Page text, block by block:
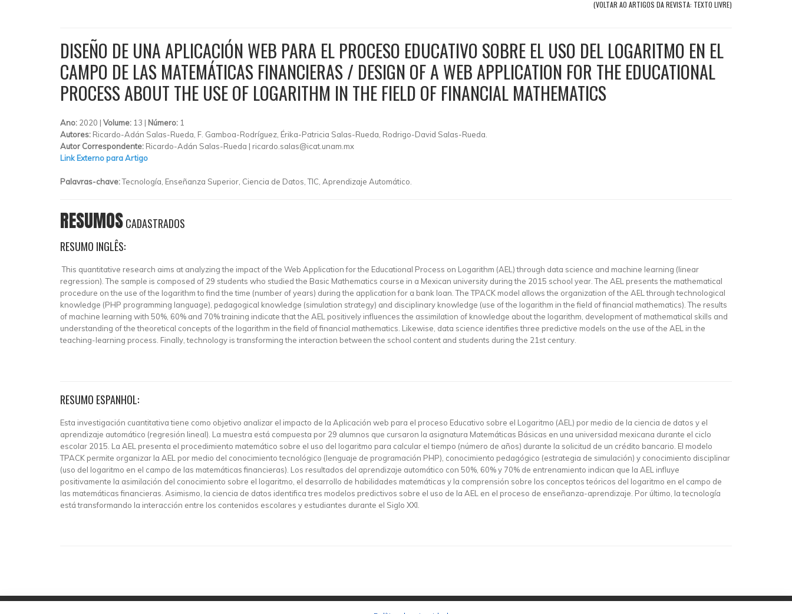
(VOLTAR AO ARTIGOS DA REVISTA: TEXTO LIVRE)
DISEÑO DE UNA APLICACIÓN WEB PARA EL PROCESO EDUCATIVO SOBRE EL USO DEL LOGARITMO EN EL
CAMPO DE LAS MATEMÁTICAS FINANCIERAS / DESIGN OF A WEB APPLICATION FOR THE EDUCATIONAL
PROCESS ABOUT THE USE OF LOGARITHM IN THE FIELD OF FINANCIAL MATHEMATICS
Ano: 2020 | Volume: 13 | Número: 1
Autores: Ricardo-Adán Salas-Rueda, F. Gamboa-Rodríguez, Érika-Patricia Salas-Rueda, Rodrigo-David Salas-Rueda.
Autor Correspondente: Ricardo-Adán Salas-Rueda | ricardo.salas@icat.unam.mx
Link Externo para Artigo
Palavras-chave:Tecnología, Enseñanza Superior, Ciencia de Datos, TIC, Aprendizaje Automático.
RESUMOSCADASTRADOS
RESUMO INGLÊS:
This quantitative research aims at analyzing the impact of the Web Application for the Educational Process on Logarithm (AEL) through data science and machine learning (linear
regression). The sample is composed of 29 students who studied the Basic Mathematics course in a Mexican university during the 2015 school year. The AEL presents the mathematical
procedure on the use of the logarithm to find the time (number of years) during the application for a bank loan. The TPACK model allows the organization of the AEL through technological
knowledge (PHP programming language), pedagogical knowledge (simulation strategy) and disciplinary knowledge (use of the logarithm in the field of financial mathematics). The results
of machine learning with 50%, 60% and 70% training indicate that the AEL positively influences the assimilation of knowledge about the logarithm, development of mathematical skills and
understanding of the theoretical concepts of the logarithm in the field of financial mathematics. Likewise, data science identifies three predictive models on the use of the AEL in the
teaching-learning process. Finally, technology is transforming the interaction between the school content and students during the 21st century.
RESUMO ESPANHOL:
Esta investigación cuantitativa tiene como objetivo analizar el impacto de la Aplicación web para el proceso Educativo sobre el Logaritmo (AEL) por medio de la ciencia de datos y el
aprendizaje automático (regresión lineal). La muestra está compuesta por 29 alumnos que cursaron la asignatura Matemáticas Básicas en una universidad mexicana durante el ciclo
escolar 2015. La AEL presenta el procedimiento matemático sobre el uso del logaritmo para calcular el tiempo (número de años) durante la solicitud de un crédito bancario. El modelo
TPACK permite organizar la AEL por medio del conocimiento tecnológico (lenguaje de programación PHP), conocimiento pedagógico (estrategia de simulación) y conocimiento disciplinar
(uso del logaritmo en el campo de las matemáticas financieras). Los resultados del aprendizaje automático con 50%, 60% y 70% de entrenamiento indican que la AEL influye
positivamente la asimilación del conocimiento sobre el logaritmo, el desarrollo de habilidades matemáticas y la comprensión sobre los conceptos teóricos del logaritmo en el campo de
las matemáticas financieras. Asimismo, la ciencia de datos identifica tres modelos predictivos sobre el uso de la AEL en el proceso de enseñanza-aprendizaje. Por último, la tecnología
está transformando la interacción entre los contenidos escolares y estudiantes durante el Siglo XXI.